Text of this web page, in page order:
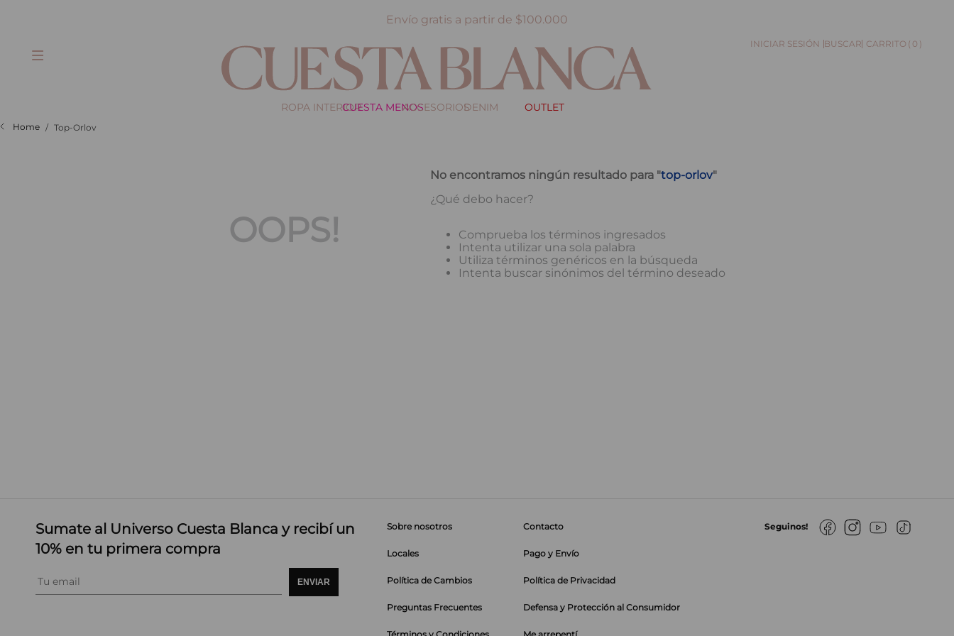
Envío gratis a partir de $100.000
ROPA INTERIORCUESTA MENOSACCESORIOSDENIM OUTLET
BUSCAR 0
Top-Orlov
OOPS!
No encontramos ningún resultado para "top-orlov"
¿Qué debo hacer?
Comprueba los términos ingresados
Intenta utilizar una sola palabra
Utiliza términos genéricos en la búsqueda
Intenta buscar sinónimos del término deseado
Sumate al Universo Cuesta Blanca y recibí un
10% en tu primera compra
ENVIAR
Sobre nosotros Contacto
Locales Pago y Envío
Política de Cambios Política de Privacidad
Preguntas Frecuentes Defensa y Protección al Consumidor
Seguinos!